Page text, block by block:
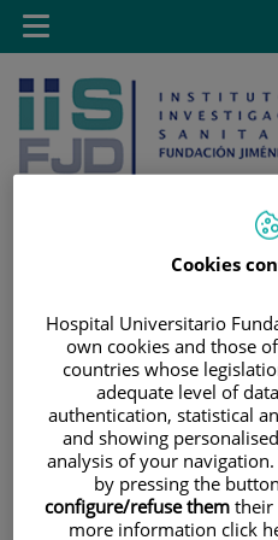
Jump to content
selector
Toggle
navigation
Cookies
Hospital Universitario
own cookies and those
countries whose
adequate level of
authentication, statistical
and showing
analysis of your
by pressing the
configure/refuse them their
more information click